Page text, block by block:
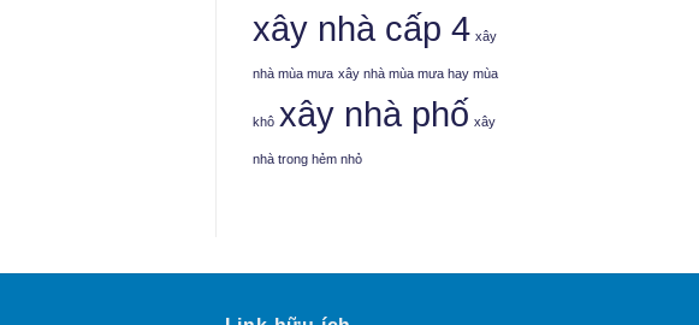
xây nhà cấp 4 xây
nhà mùa mưa xây nhà mùa mưa hay mùa
khô xây nhà phố xây
nhà trong hẻm nhỏ